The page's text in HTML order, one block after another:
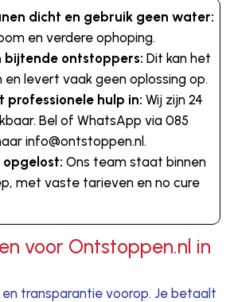
dicht en gebruik geen water:
en verdere ophoping.
bijtende ontstoppers: Dit kan het
en levert vaak geen oplossing op.
professionele hulp in: Wij zijn 24
Bel of WhatsApp via 085
info@ontstoppen.nl.
opgelost: Ons team staat binnen
met vaste tarieven en no cure
voor Ontstoppen.nl in
transparantie voorop. Je betaalt